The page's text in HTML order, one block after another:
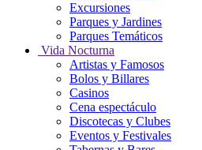
Excursiones
Parques y Jardines
Parques Temáticos
Vida Nocturna
Artistas y Famosos
Bolos y Billares
Casinos
Cena espectáculo
Discotecas y Clubes
Eventos y Festivales